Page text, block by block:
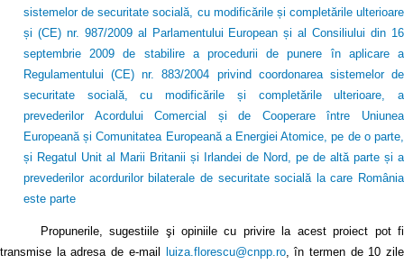
sistemelor de securitate socială, cu modificările și completările ulterioare
și (CE) nr. 987/2009 al Parlamentului European și al Consiliului din 16
septembrie 2009 de stabilire a procedurii de punere în aplicare a
Regulamentului (CE) nr. 883/2004 privind coordonarea sistemelor de
securitate socială, cu modificările și completările ulterioare, a
prevederilor Acordului Comercial și de Cooperare între Uniunea
Europeană și Comunitatea Europeană a Energiei Atomice, pe de o parte,
și Regatul Unit al Marii Britanii și Irlandei de Nord, pe de altă parte și a
prevederilor acordurilor bilaterale de securitate socială la care România
este parte
Propunerile, sugestiile şi opiniile cu privire la acest proiect pot fi
transmise la adresa de e-mail
luiza.florescu@cnpp.ro, în termen de 10 zile